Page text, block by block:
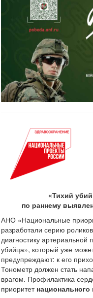
«Тихий
по раннему
АНО «Национальные
разработали серию
диагностику артериальной
убийца», который уже
предупреждают: к его
Тонометр должен стать
врагом. Профилактика
приоритет национального